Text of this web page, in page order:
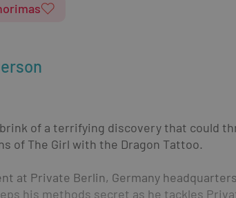
of a terrifying discovery that could
of The Girl with the Dragon Tattoo.
at Private Berlin, Germany
his methods secret as he tackles